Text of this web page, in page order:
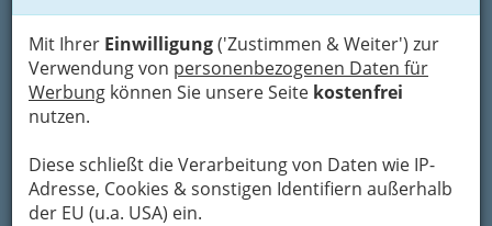
Mit Ihrer Einwilligung('Zustimmen & Weiter') zur
Verwendung von personenbezogenen Daten für
Werbung können Sie unsere Seite kostenfrei
nutzen.
Diese schließt die Verarbeitung von Daten wie IP-
Adresse, Cookies & sonstigen Identifiern außerhalb
der EU (u.a. USA) ein.